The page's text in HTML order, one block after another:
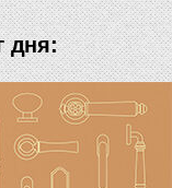
дня: